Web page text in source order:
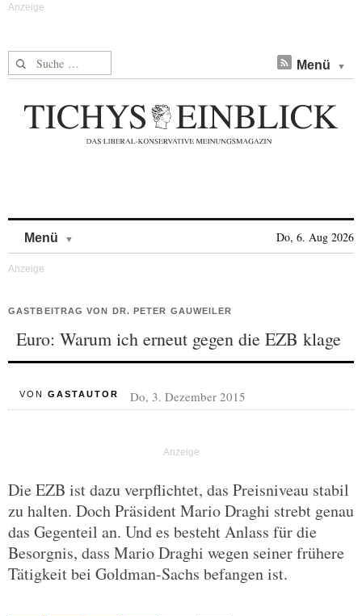
Suche nach: Menü
Menü Do, 6. Aug 2026
GASTBEITRAG VON DR. PETER GAUWEILER
Euro: Warum ich erneut gegen die EZB klage
VON GASTAUTOR Do, 3. Dezember 2015
Die EZB ist dazu verpflichtet, das Preisniveau stabil
zu halten. Doch Präsident Mario Draghi strebt genau
das Gegenteil an. Und es besteht Anlass für die
Besorgnis, dass Mario Draghi wegen seiner frühere
Tätigkeit bei Goldman-Sachs befangen ist.